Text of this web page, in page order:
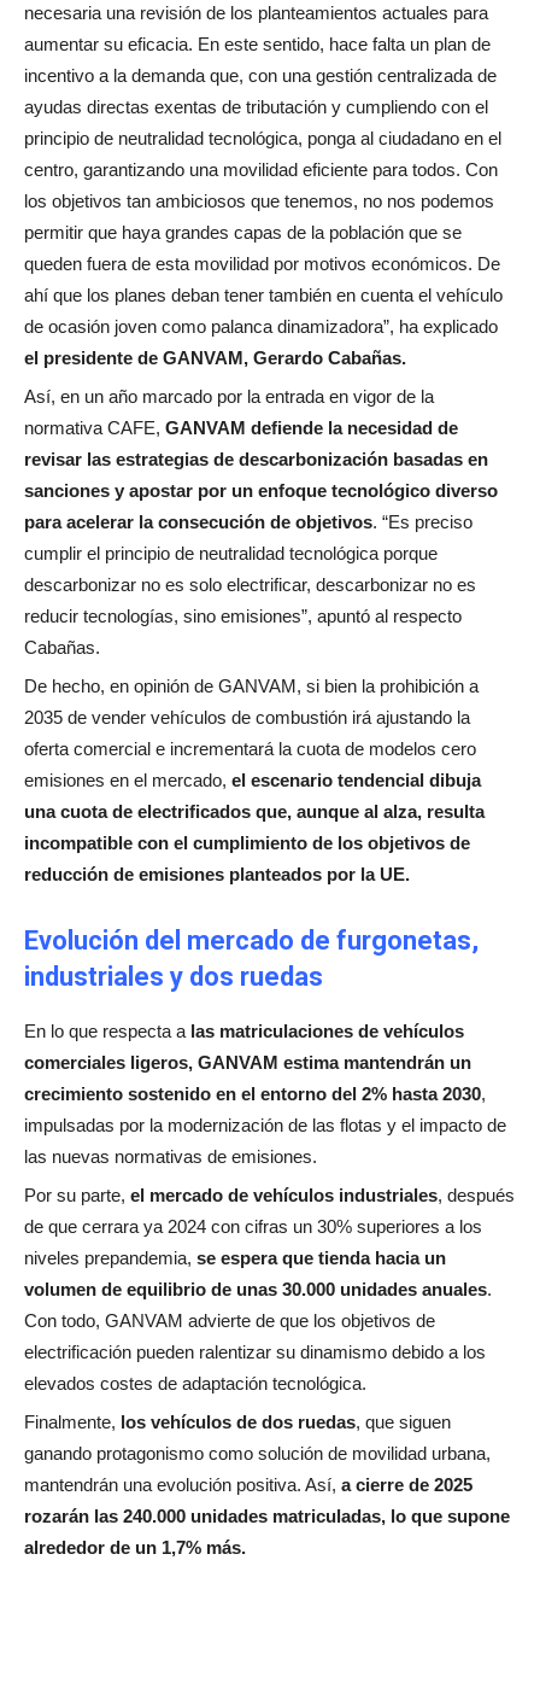
necesaria una revisión de los planteamientos actuales para
aumentar su eficacia. En este sentido, hace falta un plan de
incentivo a la demanda que, con una gestión centralizada de
ayudas directas exentas de tributación y cumpliendo con el
principio de neutralidad tecnológica, ponga al ciudadano en el
centro, garantizando una movilidad eficiente para todos. Con
los objetivos tan ambiciosos que tenemos, no nos podemos
permitir que haya grandes capas de la población que se
queden fuera de esta movilidad por motivos económicos. De
ahí que los planes deban tener también en cuenta el vehículo
de ocasión joven como palanca dinamizadora”, ha explicado
el presidente de GANVAM, Gerardo Cabañas.
Así, en un año marcado por la entrada en vigor de la
normativa CAFE, GANVAM defiende la necesidad de
revisar las estrategias de descarbonización basadas en
sanciones y apostar por un enfoque tecnológico diverso
para acelerar la consecución de objetivos. “Es preciso
cumplir el principio de neutralidad tecnológica porque
descarbonizar no es solo electrificar, descarbonizar no es
reducir tecnologías, sino emisiones”, apuntó al respecto
Cabañas.
De hecho, en opinión de GANVAM, si bien la prohibición a
2035 de vender vehículos de combustión irá ajustando la
oferta comercial e incrementará la cuota de modelos cero
emisiones en el mercado, el escenario tendencial dibuja
una cuota de electrificados que, aunque al alza, resulta
incompatible con el cumplimiento de los objetivos de
reducción de emisiones planteados por la UE.
Evolución del mercado de furgonetas,
industriales y dos ruedas
En lo que respecta a las matriculaciones de vehículos
comerciales ligeros, GANVAM estima mantendrán un
crecimiento sostenido en el entorno del 2% hasta 2030,
impulsadas por la modernización de las flotas y el impacto de
las nuevas normativas de emisiones.
Por su parte, el mercado de vehículos industriales, después
de que cerrara ya 2024 con cifras un 30% superiores a los
niveles prepandemia, se espera que tienda hacia un
volumen de equilibrio de unas 30.000 unidades anuales.
Con todo, GANVAM advierte de que los objetivos de
electrificación pueden ralentizar su dinamismo debido a los
elevados costes de adaptación tecnológica.
Finalmente, los vehículos de dos ruedas, que siguen
ganando protagonismo como solución de movilidad urbana,
mantendrán una evolución positiva. Así, a cierre de 2025
rozarán las 240.000 unidades matriculadas, lo que supone
alrededor de un 1,7% más.